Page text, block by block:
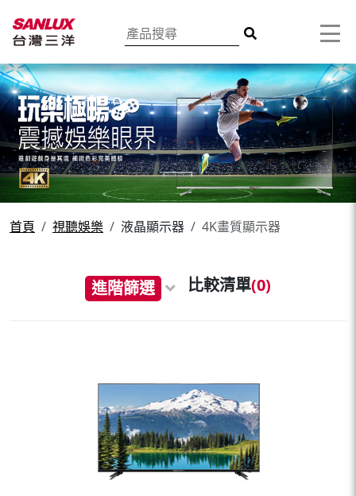
首頁 視聽娛樂 液晶顯示器 4K畫質顯示器
進階篩選 比較清單(0)